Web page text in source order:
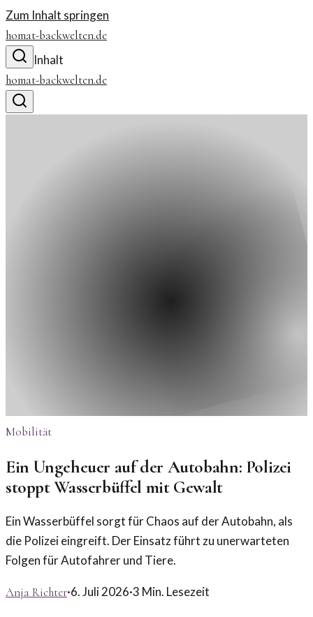
Zum Inhalt springen
homat-backwelten.de
Inhalt
homat-backwelten.de
Mobilität
Ein Ungeheuer auf der Autobahn: Polizei
stoppt Wasserbüffel mit Gewalt
Ein Wasserbüffel sorgt für Chaos auf der Autobahn, als
die Polizei eingreift. Der Einsatz führt zu unerwarteten
Folgen für Autofahrer und Tiere.
Anja Richter·6. Juli 2026·3 Min. Lesezeit